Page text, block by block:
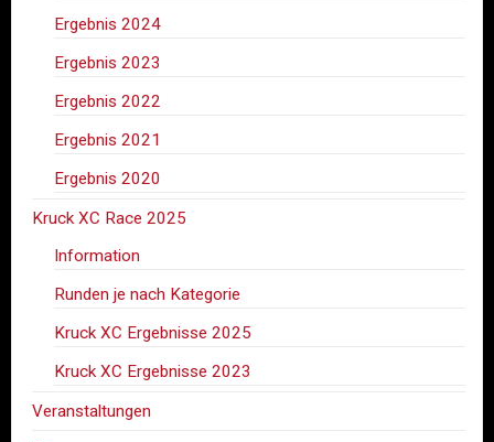
Ergebnis 2024
Ergebnis 2023
Ergebnis 2022
Ergebnis 2021
Ergebnis 2020
Kruck XC Race 2025
Information
Runden je nach Kategorie
Kruck XC Ergebnisse 2025
Kruck XC Ergebnisse 2023
Veranstaltungen